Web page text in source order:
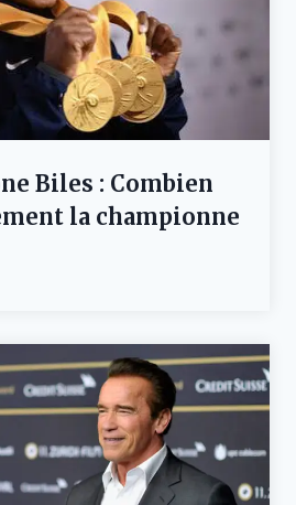
Biles : Combien
la championne